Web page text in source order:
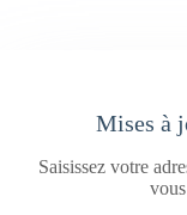
Mises à
Saisissez votre